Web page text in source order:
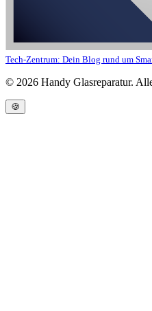
Tech-Zentrum: Dein Blog rund um
© 2026 Handy Glasreparatur.
🍪